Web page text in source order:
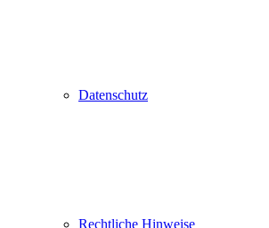
Datenschutz
Rechtliche Hinweise